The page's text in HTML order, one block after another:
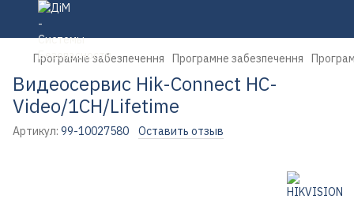
Програмне забезпечення Програмне забезпечення
Видеосервис Hik-Connect HC-
Video/1CH/Lifetime
Артикул: 99-10027580 Оставить отзыв